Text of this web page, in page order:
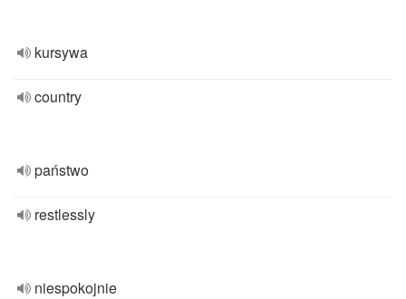
kursywa
country
państwo
restlessly
niespokojnie